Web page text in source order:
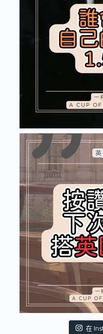
在